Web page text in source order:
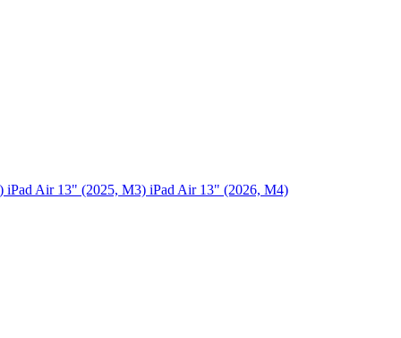
iPad Air 13" (2025, M3) iPad Air 13" (2026, M4)